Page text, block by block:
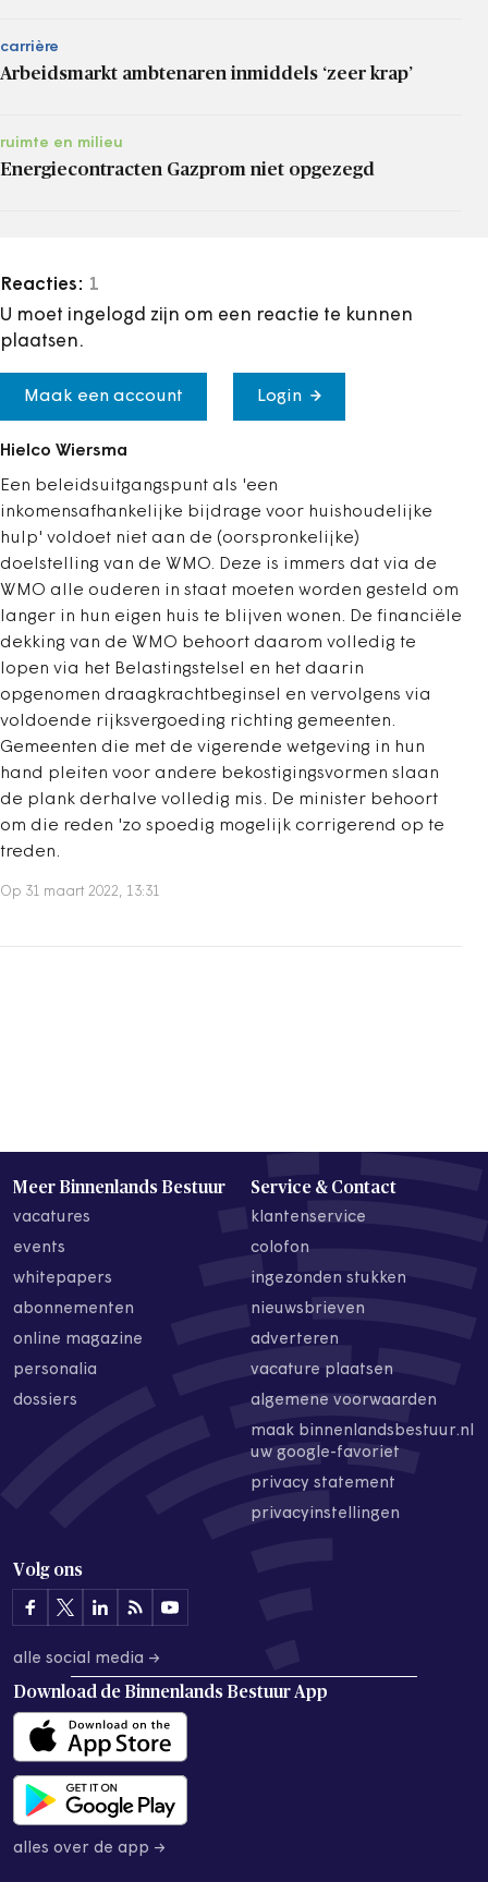
carrière
Arbeidsmarkt ambtenaren inmiddels ‘zeer krap’
ruimte en milieu
Energiecontracten Gazprom niet opgezegd
Reacties: 1
U moet ingelogd zijn om een reactie te kunnen
plaatsen.
Maak een account Login
Hielco Wiersma
Een beleidsuitgangspunt als 'een
inkomensafhankelijke bijdrage voor huishoudelijke
hulp' voldoet niet aan de (oorspronkelijke)
doelstelling van de WMO. Deze is immers dat via de
WMO alle ouderen in staat moeten worden gesteld om
langer in hun eigen huis te blijven wonen. De financiële
dekking van de WMO behoort daarom volledig te
lopen via het Belastingstelsel en het daarin
opgenomen draagkrachtbeginsel en vervolgens via
voldoende rijksvergoeding richting gemeenten.
Gemeenten die met de vigerende wetgeving in hun
hand pleiten voor andere bekostigingsvormen slaan
de plank derhalve volledig mis. De minister behoort
om die reden 'zo spoedig mogelijk corrigerend op te
treden.
Op 31 maart 2022, 13:31
Meer Binnenlands Bestuur
vacatures
events
whitepapers
abonnementen
online magazine
personalia
dossiers
Service & Contact
klantenservice
colofon
ingezonden stukken
nieuwsbrieven
adverteren
vacature plaatsen
algemene voorwaarden
maak binnenlandsbestuur.nl
uw google-favoriet
privacy statement
privacyinstellingen
Volg ons
alle social media →
Download de Binnenlands Bestuur App
alles over de app →